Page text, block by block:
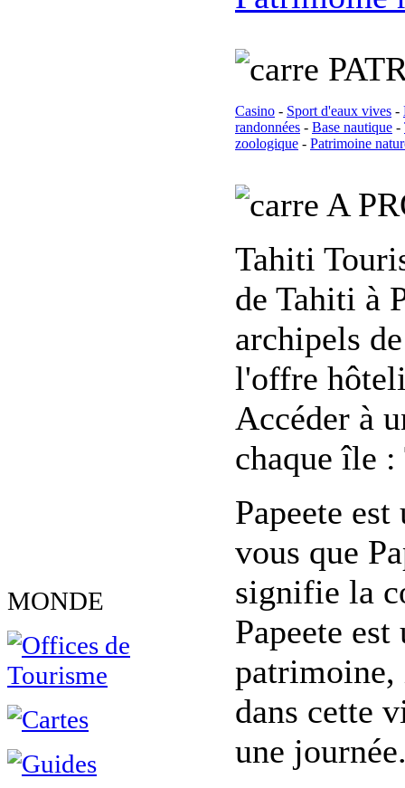
MONDE
Casino - Sport d'eaux vives -
randonnées - Base nautique -
zoologique - Patrimoine
A
Tahiti
de Tahiti à
archipels
l'offre
Accéder à
chaque île
Papeete
vous que
signifie la
Papeete
patrimoine,
dans cette
une